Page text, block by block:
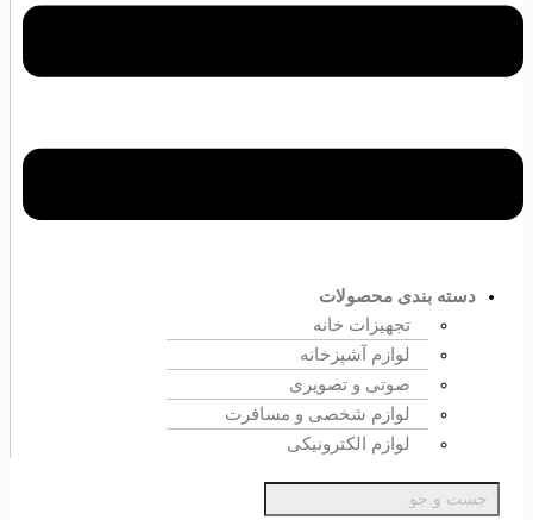
دسته بندی محصولات
تجهیزات خانه
لوازم آشپزخانه
صوتی و تصویری
لوازم شخصی و مسافرت
لوازم الکترونیکی